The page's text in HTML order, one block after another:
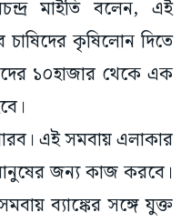
মাইতি বলেন, এই
চাষিদের কৃষিলোন দিতে
১০হাজার থেকে এক
এই সমবায় এলাকার
জন্য কাজ করবে।
ব্যাঙ্কের সঙ্গে যুক্ত